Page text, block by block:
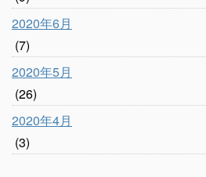
2020年6月
(7)
2020年5月
(26)
2020年4月
(3)